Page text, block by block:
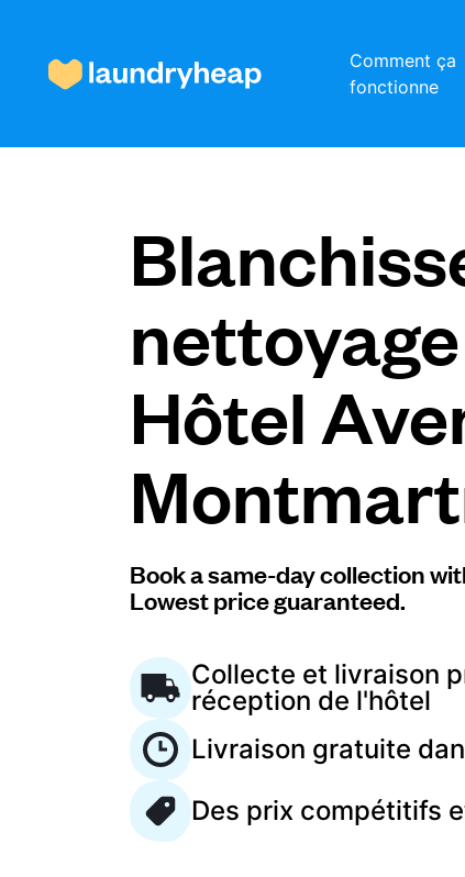
Comment ça
fonctionne
Prix et services
À propos de nous
Pour les entreprises
Hôtel
Book a same-day collection
Lowest price guaranteed.
Collecte et livraison
réception de l'hôtel
Livraison gratuite
Des prix compétitifs